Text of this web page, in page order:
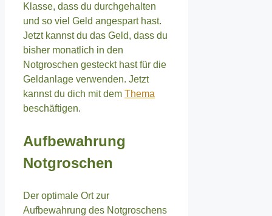
Klasse, dass du durchgehalten
und so viel Geld angespart hast.
Jetzt kannst du das Geld, dass du
bisher monatlich in den
Notgroschen gesteckt hast für die
Geldanlage verwenden. Jetzt
kannst du dich mit dem Thema
beschäftigen.
Aufbewahrung
Notgroschen
Der optimale Ort zur
Aufbewahrung des Notgroschens